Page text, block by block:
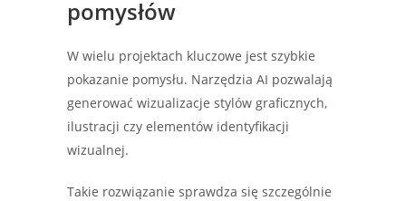
pomysłów
W wielu projektach kluczowe jest szybkie
pokazanie pomysłu. Narzędzia AI pozwalają
generować wizualizacje stylów graficznych,
ilustracji czy elementów identyfikacji
wizualnej.
Takie rozwiązanie sprawdza się szczególnie